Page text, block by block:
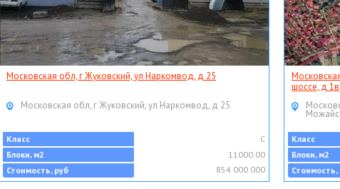
Московская обл, г Жуковский, ул Наркомвод, д 25
Московская обл, г Жуковский, ул Наркомвод, д 25
Класс
C
Блоки, м2
11000.00
Стоимость, руб
854 000 000
шоссе, д 1в
Класс
Блоки, м2
Стоимость,